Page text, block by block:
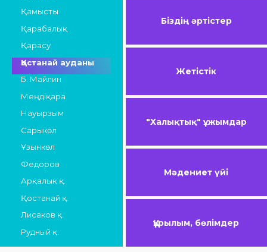
Қамысты
Қарабалық
Қарасу
Қостанай ауданы
Б. Майлин
Меңдіқара
Науырзым
Сарыкөл
Ұзынкөл
Федоров
Арқалық қ.
Қостанай қ.
Лисаков қ.
Рудный қ.
Біздің әртістер
Жетістік
"Халықтық" ұжымдар
Мәдениет үйі
Құрылым, бөлімдер